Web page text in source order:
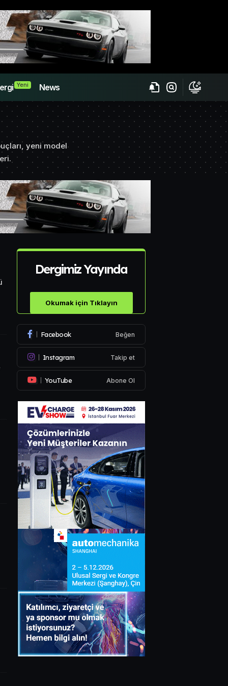
Yeni News
yeni model
Dergimiz Yayında
Okumak için Tıklayın
Facebook Beğen
Instagram Takip et
YouTube Abone Ol